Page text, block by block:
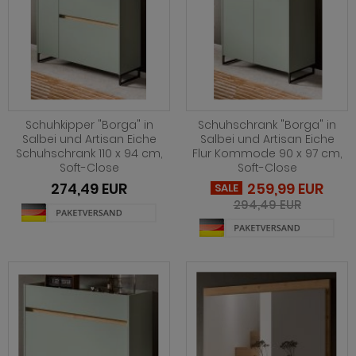
Schuhkipper "Borga" in
Salbei und Artisan Eiche
Schuhschrank 110 x 94 cm,
Soft-Close
274,49 EUR
Schuhschrank "Borga" in
Salbei und Artisan Eiche
Flur Kommode 90 x 97 cm,
Soft-Close
SALE 259,99 EUR
294,49 EUR
Norwich
Onawa grau
Onawa grün
Onawa weiß
Option Jackson Eiche
Option Kaschmir
Ribera
Rideau
Norris
Norwich
Ocean
Paterno
Piano
Plate
Ribera